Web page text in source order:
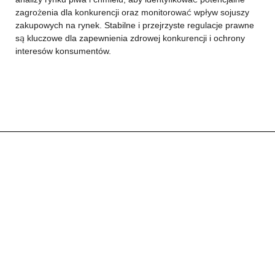
zagrożenia dla konkurencji oraz monitorować wpływ sojuszy
zakupowych na rynek. Stabilne i przejrzyste regulacje prawne
są kluczowe dla zapewnienia zdrowej konkurencji i ochrony
interesów konsumentów.